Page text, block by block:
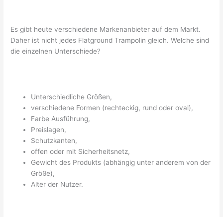
Es gibt heute verschiedene Markenanbieter auf dem Markt.
Daher ist nicht jedes Flatground Trampolin gleich. Welche sind
die einzelnen Unterschiede?
Unterschiedliche Größen,
verschiedene Formen (rechteckig, rund oder oval),
Farbe Ausführung,
Preislagen,
Schutzkanten,
offen oder mit Sicherheitsnetz,
Gewicht des Produkts (abhängig unter anderem von der
Größe),
Alter der Nutzer.